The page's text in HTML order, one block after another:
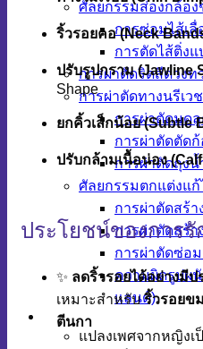
ศัลยกรรมส่องกล้อง
การซ่อมไส้เ
การตัดไส้ติ่ง
การผ่าตัดริดสีดวงท
การผ่าตัดทางนรีเว
การผ่าตัดมดลู
การผ่าตัดตัด
การผ่าตัดถุงน้
ศัลยกรรมตกแต่งแ
การผ่าตัดสร้
การผ่าตัดสร้า
การผ่าตัดซ่อ
ความผิดรูปผ
แลนด์)
ศัลยกรรมข้ามเพศ
แปลงเพศจากหญิงเ
ริ้วรอยคอ (Neck
ปรับรูปกราม (Jawline
Shape
ยกคิ้วเล็กน้อย (Subtle
ปรับกล้ามเนื้อน่อง
ประโยชน์ของการ
✨ ลดริ้วรอยได้อย่างมี
เหมาะสำหรับริ้วรอยข
ตีนกา